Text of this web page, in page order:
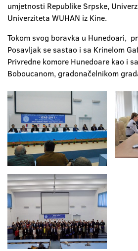
umjetnosti Republike Srpske,
Univerziteta WUHAN iz Kine.
Tokom svog boravka u Hunedoari,
Posavljak se sastao i sa Krinelom
Privredne komore Hunedoare kao i
Boboucanom, gradonačelnikom